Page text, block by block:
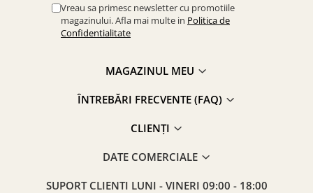
Vreau sa primesc newsletter cu promotiile
magazinului. Afla mai multe in Politica de
Confidentialitate
MAGAZINUL MEU
ÎNTREBĂRI FRECVENTE (FAQ)
CLIENȚI
DATE COMERCIALE
SUPORT CLIENTI LUNI - VINERI 09:00 - 18:00